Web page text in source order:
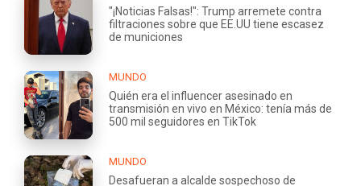
"¡Noticias Falsas!": Trump arremete contra
filtraciones sobre que EE.UU tiene escasez
de municiones
MUNDO
Quién era el influencer asesinado en
transmisión en vivo en México: tenía más de
500 mil seguidores en TikTok
MUNDO
Desafueran a alcalde sospechoso de